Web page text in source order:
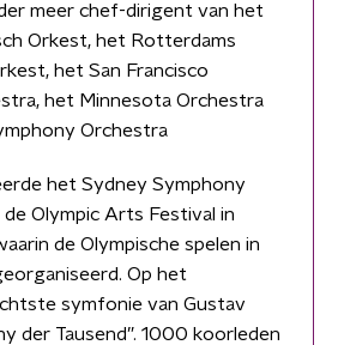
meer chef-dirigent van het
Orkest, het Rotterdams
het San Francisco
het Minnesota Orchestra
Orchestra
het Sydney Symphony
Olympic Arts Festival in
de Olympische spelen in
Op het
symfonie van Gustav
der Tausend”. 1000 koorleden